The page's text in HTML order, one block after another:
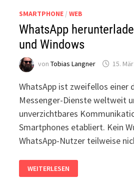
SMARTPHONE /WEB
WhatsApp
und Windows
vonTobias Langner 15.
WhatsApp ist zweifellos einer
Messenger-Dienste weltweit
unverzichtbares
Smartphones etabliert. Kein
WhatsApp-Nutzer teilweise
HERUNTERLADEN
–
WEITERLESEN